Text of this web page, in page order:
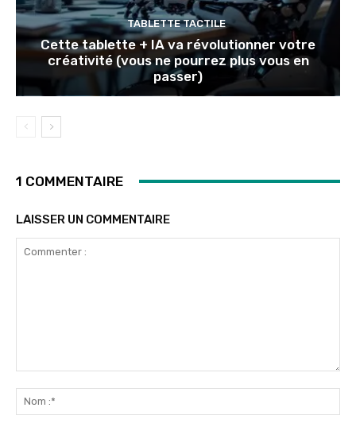
TABLETTE TACTILE
Cette tablette + IA va révolutionner votre
créativité (vous ne pourrez plus vous en
passer)
1 COMMENTAIRE
LAISSER UN COMMENTAIRE
:*